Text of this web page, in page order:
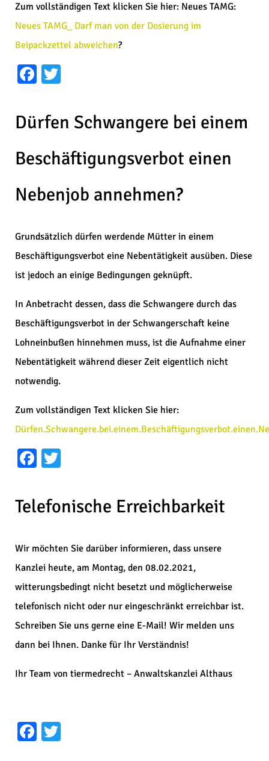
Zum vollständigen Text klicken Sie hier: Neues TAMG:
Neues TAMG_ Darf man von der Dosierung im
Beipackzettel abweichen?
Facebook
Dürfen Schwangere bei einem
Beschäftigungsverbot einen
Nebenjob annehmen?
Grundsätzlich dürfen werdende Mütter in einem
Beschäftigungsverbot eine Nebentätigkeit ausüben. Diese
ist jedoch an einige Bedingungen geknüpft.
In Anbetracht dessen, dass die Schwangere durch das
Beschäftigungsverbot in der Schwangerschaft keine
Lohneinbußen hinnehmen muss, ist die Aufnahme einer
Nebentätigkeit während dieser Zeit eigentlich nicht
notwendig.
Zum vollständigen Text klicken Sie hier:
Facebook
Telefonische Erreichbarkeit
Wir möchten Sie darüber informieren, dass unsere
Kanzlei heute, am Montag, den 08.02.2021,
witterungsbedingt nicht besetzt und möglicherweise
telefonisch nicht oder nur eingeschränkt erreichbar ist.
Schreiben Sie uns gerne eine E-Mail! Wir melden uns
dann bei Ihnen. Danke für Ihr Verständnis!
Ihr Team von tiermedrecht – Anwaltskanzlei Althaus
Facebook